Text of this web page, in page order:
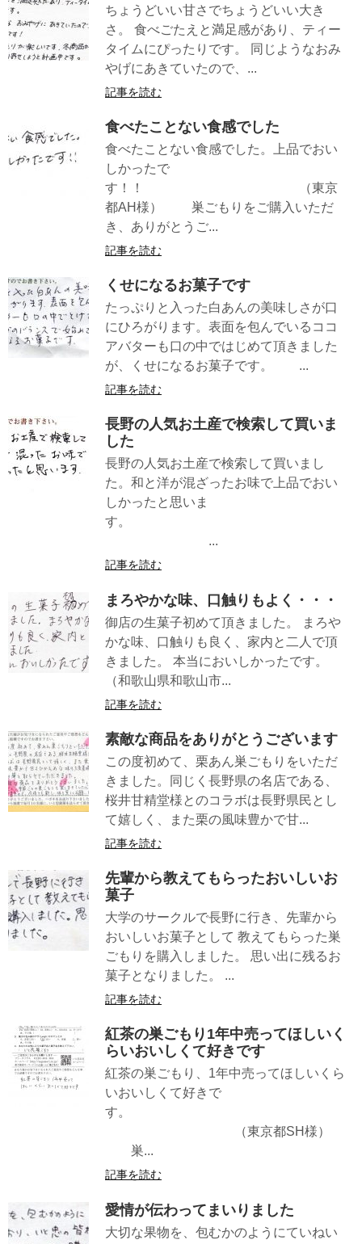
ちょうどいい甘さでちょうどいい大き
さ。 食べごたえと満足感があり、ティー
タイムにぴったりです。 同じようなおみ
やげにあきていたので、...
記事を読む
食べたことない食感でした
食べたことない食感でした。上品でおい
しかったで
す！！ （東京
都AH様） 巣ごもりをご購入いただ
き、ありがとうご...
記事を読む
くせになるお菓子です
たっぷりと入った白あんの美味しさが口
にひろがります。表面を包んでいるココ
アバターも口の中ではじめて頂きました
が、くせになるお菓子です。 ...
記事を読む
長野の人気お土産で検索して買いま
した
長野の人気お土産で検索して買いまし
た。和と洋が混ざったお味で上品でおい
しかったと思いま
す。
...
記事を読む
まろやかな味、口触りもよく・・・
御店の生菓子初めて頂きました。 まろや
かな味、口触りも良く、家内と二人で頂
きました。 本当においしかったです。
（和歌山県和歌山市...
記事を読む
素敵な商品をありがとうございます
この度初めて、栗あん巣ごもりをいただ
きました。同じく長野県の名店である、
桜井甘精堂様とのコラボは長野県民とし
て嬉しく、また栗の風味豊かで甘...
記事を読む
先輩から教えてもらったおいしいお
菓子
大学のサークルで長野に行き、先輩から
おいしいお菓子として 教えてもらった巣
ごもりを購入しました。 思い出に残るお
菓子となりました。 ...
記事を読む
紅茶の巣ごもり1年中売ってほしいく
らいおいしくて好きです
紅茶の巣ごもり、1年中売ってほしいくら
いおいしくて好きで
す。
（東京都SH様）
巣...
記事を読む
愛情が伝わってまいりました
大切な果物を、包むかのようにていねい